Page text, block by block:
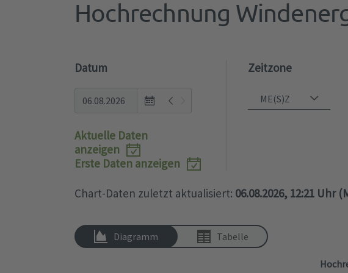
Hochrechnung
Datum
Open
popup.
Aktuelle Daten
anzeigen
Erste Daten anzeigen
Zeitzone
Chart-Daten zuletzt aktualisiert: 06.08.2026, 12:21 Uhr
Diagramm Tabelle